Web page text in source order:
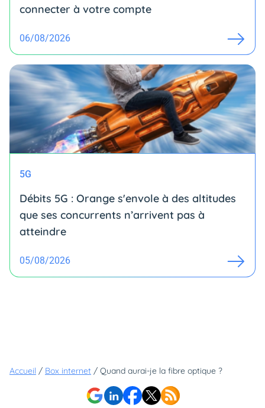
connecter à votre compte
06/08/2026
5G
Débits 5G : Orange s'envole à des altitudes
que ses concurrents n’arrivent pas à
atteindre
05/08/2026
Accueil / Box internet / Quand aurai-je la fibre optique ?